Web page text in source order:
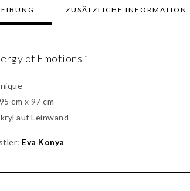
ZUSÄTZLICHE INFORMATION
of Emotions ”
cm x 97 cm
auf Leinwand
Eva Konya